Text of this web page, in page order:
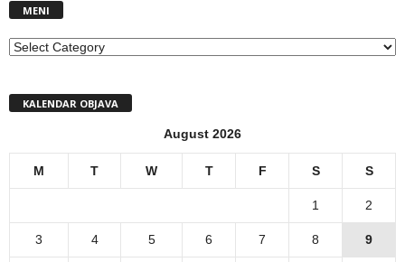
MENI
MENI
KALENDAR OBJAVA
August 2026
M T W T F S S
1 2
3 4 5 6 7 8 9